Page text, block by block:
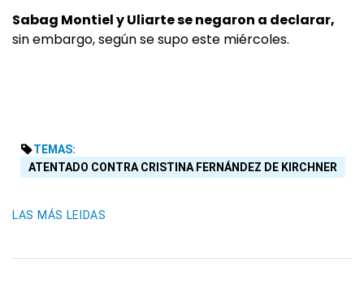
Sabag Montiel y Uliarte se negaron a declarar,
sin embargo, según se supo este miércoles.
TEMAS:
ATENTADO CONTRA CRISTINA FERNÁNDEZ DE KIRCHNER
LAS MÁS LEIDAS